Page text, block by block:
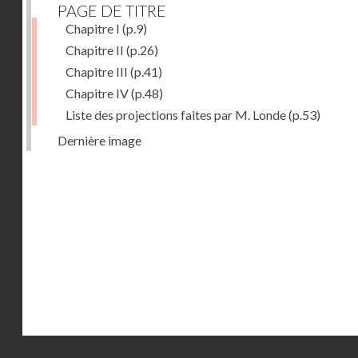
PAGE DE TITRE
Chapitre I (p.9)
Chapitre II (p.26)
Chapitre III (p.41)
Chapitre IV(p.48)
Liste des projections faites par M. Londe(p.53)
Dernière image